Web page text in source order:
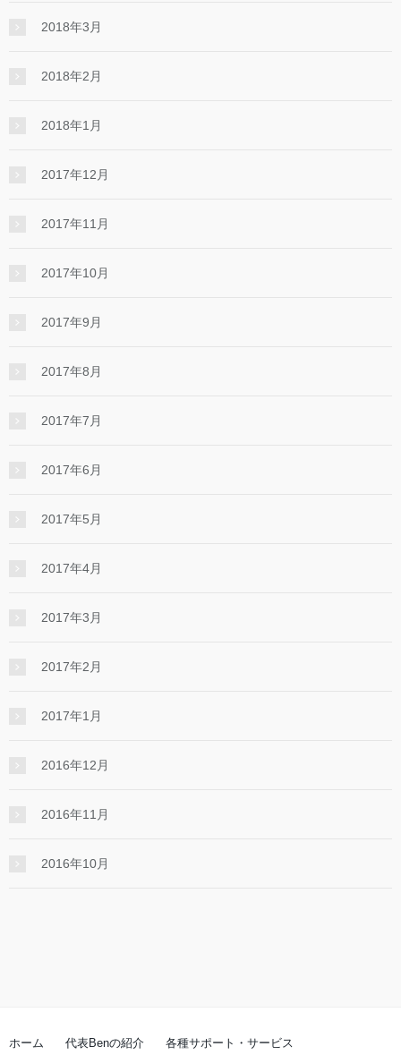
2018年3月
2018年2月
2018年1月
2017年12月
2017年11月
2017年10月
2017年9月
2017年8月
2017年7月
2017年6月
2017年5月
2017年4月
2017年3月
2017年2月
2017年1月
2016年12月
2016年11月
2016年10月
ホーム 代表Benの紹介
各種サポート・サービス